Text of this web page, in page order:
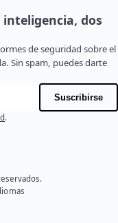
dos
de seguridad sobre el
Sin spam, puedes darte
Suscribirse
.